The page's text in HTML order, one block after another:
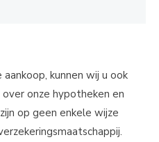
kunnen wij u ook
onze hypotheken en
op geen enkele wijze